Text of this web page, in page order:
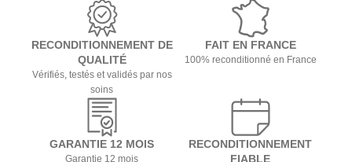
RECONDITIONNEMENT DE
QUALITÉ
Vérifiés, testés et validés par nos
soins
FAIT EN FRANCE
100% reconditionné en France
GARANTIE 12 MOIS
Garantie 12 mois
RECONDITIONNEMENT
FIABLE